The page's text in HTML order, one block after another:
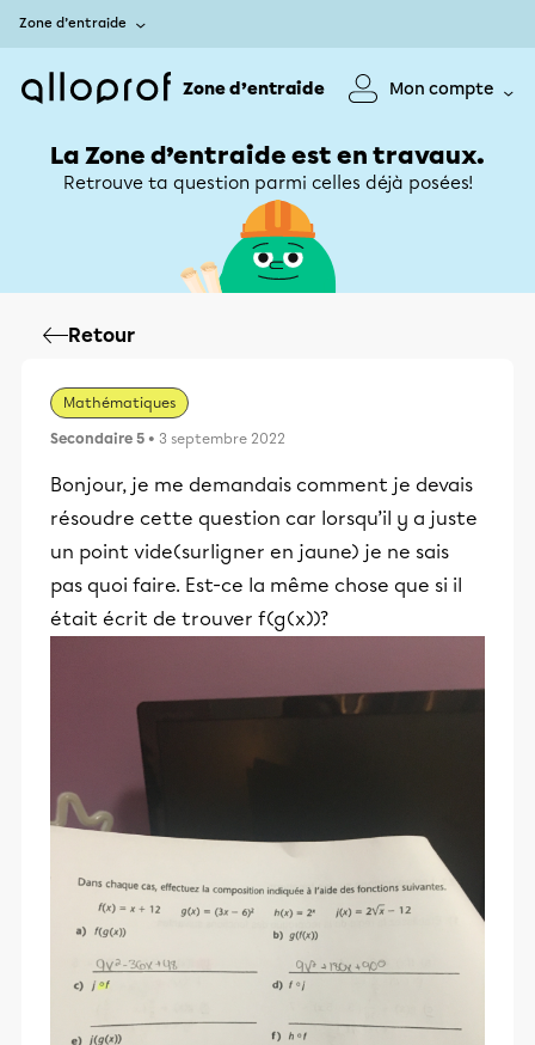
Zone d’entraide
Zone d’entraide Mon compte
La Zone d’entraide est en travaux.
Retrouve ta question parmi celles déjà posées!
Retour
Mathématiques
Secondaire 5 • 3 septembre 2022
Bonjour, je me demandais comment je devais
résoudre cette question car lorsqu’il y a juste
un point vide(surligner en jaune) je ne sais
pas quoi faire. Est-ce la même chose que si il
était écrit de trouver f(g(x))?